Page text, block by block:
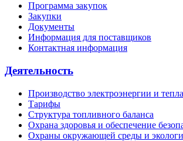
Программа закупок
Закупки
Документы
Информация для поставщиков
Контактная информация
Деятельность
Производство электроэнергии и тепла
Тарифы
Структура топливного баланса
Охрана здоровья и обеспечение
Охраны окружающей среды и